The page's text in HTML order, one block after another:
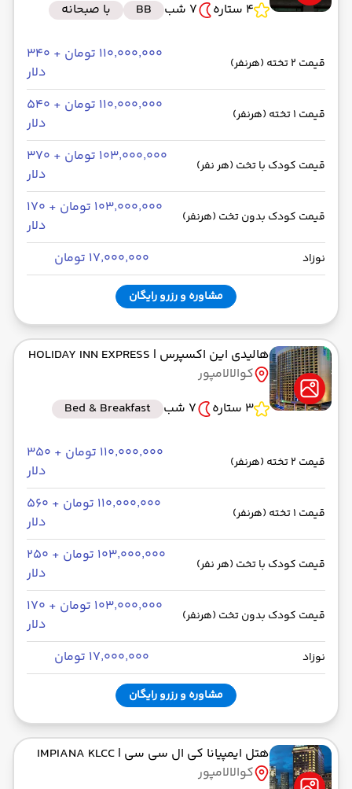
4 ستاره 7 شب BB با صبحانه
قیمت 2 تخته (هرنفر)
۱۱۰٬۰۰۰٬۰۰۰ تومان + ۳۴۰
دلار
قیمت 1 تخته (هرنفر)
۱۱۰٬۰۰۰٬۰۰۰ تومان + ۵۴۰
دلار
قیمت کودک با تخت (هر نفر)
۱۰۳٬۰۰۰٬۰۰۰ تومان + ۳۷۰
دلار
قیمت کودک بدون تخت (هرنفر)
۱۰۳٬۰۰۰٬۰۰۰ تومان + ۱۷۰
دلار
نوزاد ۱۷٬۰۰۰٬۰۰۰ تومان
مشاوره و رزرو رایگان
هالیدی این اکسپرس | HOLIDAY INN EXPRESS
کوالالامپور
3 ستاره
7 شب Bed & Breakfast
قیمت 2 تخته (هرنفر)
۱۱۰٬۰۰۰٬۰۰۰ تومان + ۳۵۰
دلار
قیمت 1 تخته (هرنفر)
۱۱۰٬۰۰۰٬۰۰۰ تومان + ۵۶۰
دلار
قیمت کودک با تخت (هر نفر)
۱۰۳٬۰۰۰٬۰۰۰ تومان + ۲۵۰
دلار
قیمت کودک بدون تخت (هرنفر)
۱۰۳٬۰۰۰٬۰۰۰ تومان + ۱۷۰
دلار
نوزاد ۱۷٬۰۰۰٬۰۰۰ تومان
مشاوره و رزرو رایگان
هتل ایمپیانا کی ال سی سی | IMPIANA KLCC
کوالالامپور